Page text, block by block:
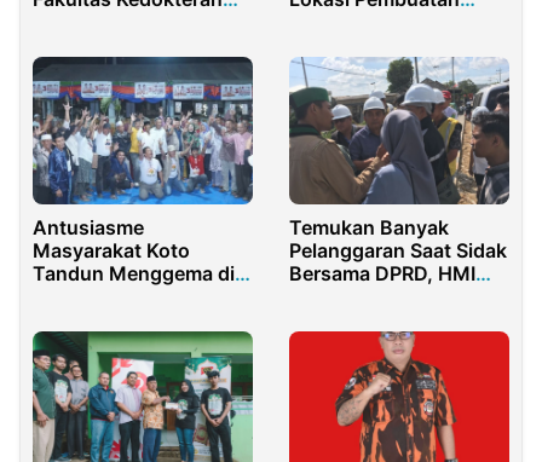
Diamankan
Antusiasme
Masyarakat Koto
Tandun Menggema di
Temukan Banyak
Pelanggaran Saat Sidak
Bersama DPRD, HMI
Rumah Sakit BHC